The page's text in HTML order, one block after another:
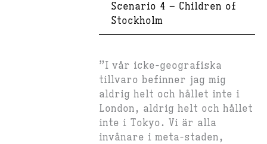
Scenario 4 – Children of
Stockholm
”I vår icke-geografiska
tillvaro befinner jag mig
aldrig helt och hållet inte i
London, aldrig helt och hållet
inte i Tokyo. Vi är alla
invånare i meta-staden,